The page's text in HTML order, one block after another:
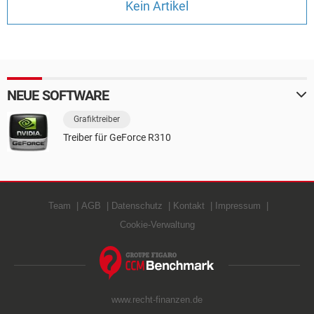
HARDWARE
Kein Artikel
NEUE SOFTWARE
Grafiktreiber
Treiber für GeForce R310
Team AGB Datenschutz Kontakt
Impressum
Cookie-Verwaltung
www.recht-finanzen.de